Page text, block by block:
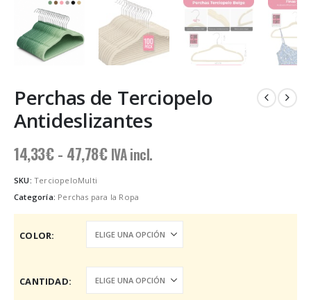
Perchas de Terciopelo
Antideslizantes
14,33€ - 47,78€Rango
de
desde
14,33€
hasta
47,78€
IVA incl.
SKU: TerciopeloMulti
Categoría: Perchas para la Ropa
COLOR
CANTIDAD